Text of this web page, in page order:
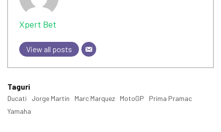
Xpert Bet
View all posts
Taguri
Ducati Jorge Martin Marc Marquez MotoGP
Prima Pramac
Yamaha